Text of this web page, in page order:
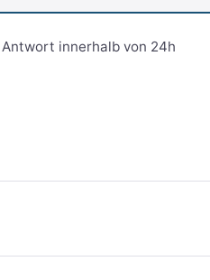
innerhalb von 24h